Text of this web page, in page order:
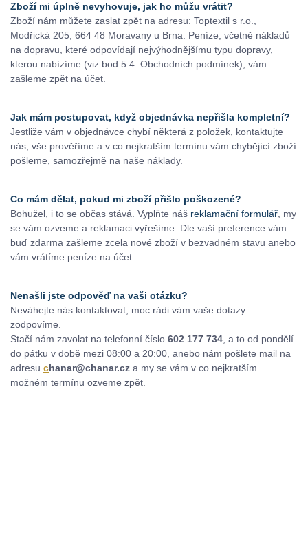
Zboží mi úplně nevyhovuje, jak ho můžu vrátit?
Zboží nám můžete zaslat zpět na adresu: Toptextil s r.o.,
Modřická 205, 664 48 Moravany u Brna. Peníze, včetně nákladů
na dopravu, které odpovídají nejvýhodnějšímu typu dopravy,
kterou nabízíme (viz bod 5.4. Obchodních podmínek), vám
zašleme zpět na účet.
Jak mám postupovat, když objednávka nepřišla kompletní?
Jestliže vám v objednávce chybí některá z položek, kontaktujte
nás, vše prověříme a v co nejkratším termínu vám chybějící zboží
pošleme, samozřejmě na naše náklady.
Co mám dělat, pokud mi zboží přišlo poškozené?
Bohužel, i to se občas stává. Vyplňte náš reklamační formulář, my
se vám ozveme a reklamaci vyřešíme. Dle vaší preference vám
buď zdarma zašleme zcela nové zboží v bezvadném stavu anebo
vám vrátíme peníze na účet.
Nenašli jste odpověď na vaši otázku?
Neváhejte nás kontaktovat, moc rádi vám vaše dotazy
zodpovíme.
Stačí nám zavolat na telefonní číslo 602 177 734, a to od pondělí
do pátku v době mezi 08:00 a 20:00, anebo nám pošlete mail na
adresu chanar@chanar.cz a my se vám v co nejkratším
možném termínu ozveme zpět.